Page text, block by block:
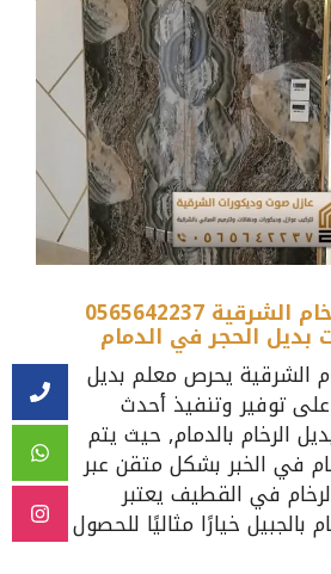
معلم بديل الرخام الشرقية 0565642237
بديل الحجر في الدمام
الشرقية يحرص معلم بديل
على توفير وتنفيذ أحدث
الرخام بالدمام, حيث يتم
في الخبر بشكل متقن عبر
في القطيف يعتبر
بالجبيل خيارًا مثاليًا للحصول